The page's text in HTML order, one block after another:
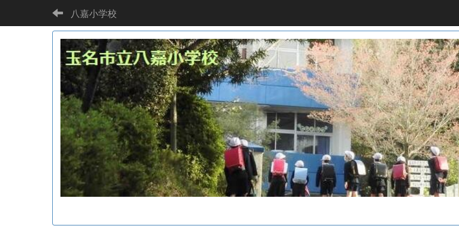
八嘉小学校